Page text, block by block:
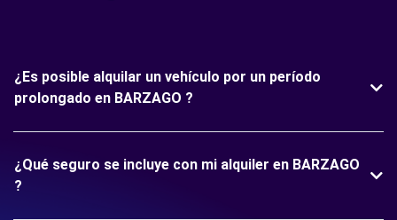
¿Es posible alquilar un vehículo por un período
prolongado en BARZAGO ?
¿Qué seguro se incluye con mi alquiler en BARZAGO
?